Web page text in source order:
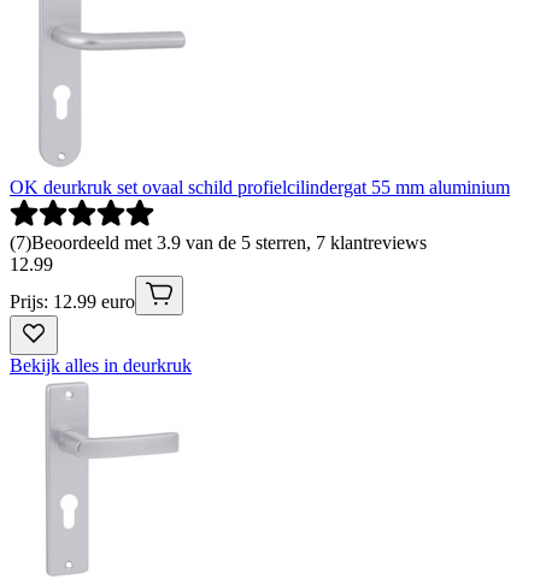
OK deurkruk set ovaal schild profielcilindergat 55 mm aluminium
(7)Beoordeeld met 3.9 van de 5 sterren, 7 klantreviews
12.99
Prijs: 12.99 euro
Bekijk alles in deurkruk